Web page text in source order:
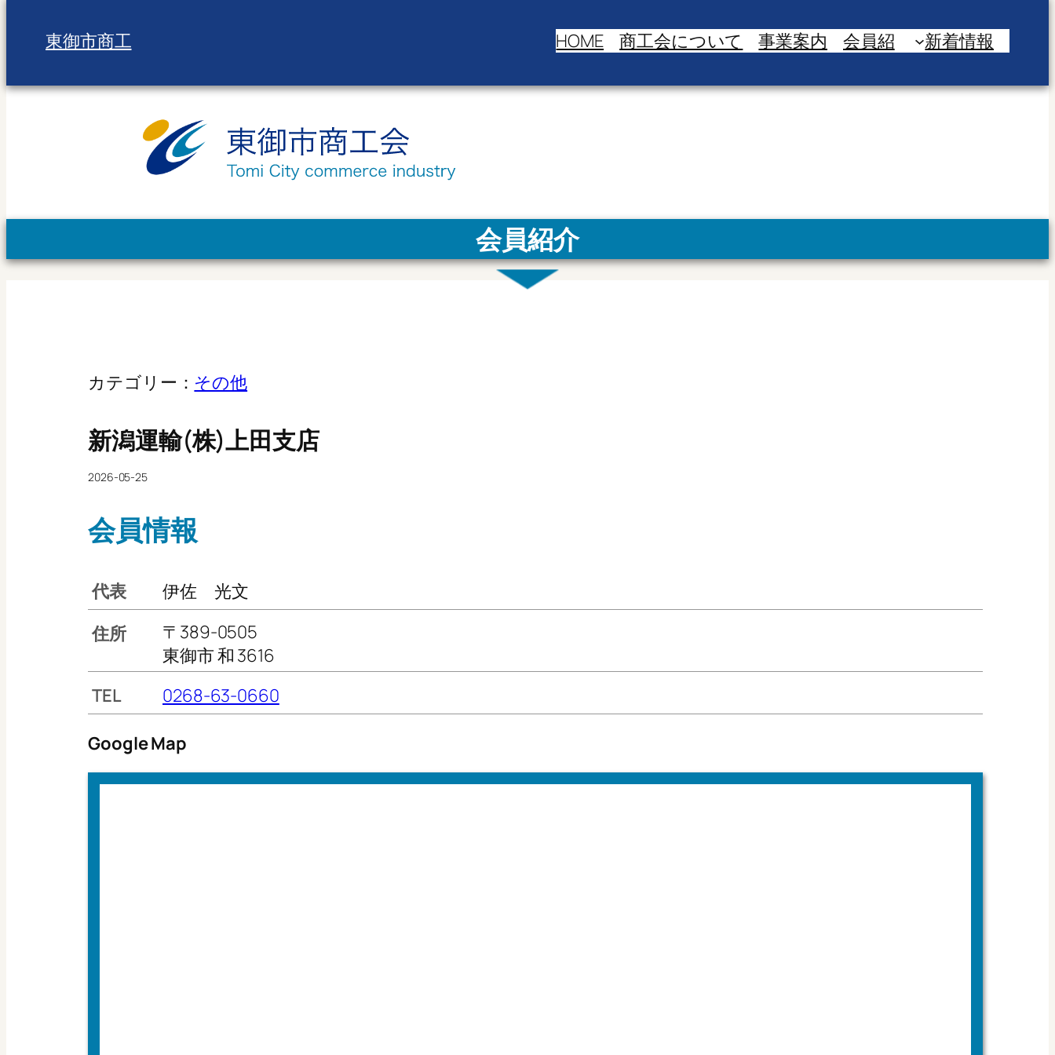
東御市商工 HOME 商工会について 事業案内 会員紹 新着情報
会員紹介
カテゴリー： その他
新潟運輸(株)上田支店
2026-05-25
会員情報
代表
伊佐 光文
住所
〒389-0505
東御市 和 3616
TEL
0268-63-0660
Google Map